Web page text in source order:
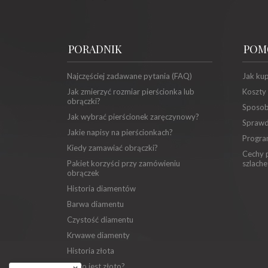
PORADNIK
Najczęściej zadawane pytania (FAQ)
Jak zmierzyć rozmiar pierścionka lub
obrączki?
Jak wybrać pierścionek zaręczynowy?
Jakie napisy na pierścionkach?
Kiedy zamawiać obrączki?
Pakiet korzyści przy zamówieniu
obrączek
Historia diamentów
Barwa diamentu
Czystość diamentu
Krwawe diamenty
Historia złota
Jak
Koszty
Cechy